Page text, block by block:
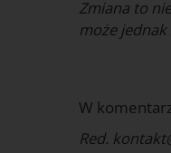
Zmiana to
może
W
Red.